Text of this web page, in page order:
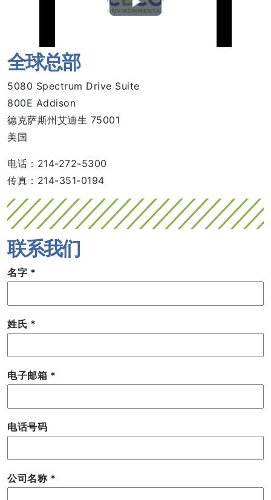
全球总部
5080 Spectrum Drive Suite
800E Addison
德克萨斯州艾迪生 75001
美国
电话：214-272-5300
传真：214-351-0194
联系我们
名字 *
姓氏 *
电子邮箱 *
电话号码
公司名称 *